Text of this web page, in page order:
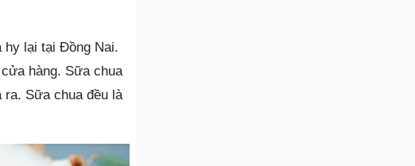
hy lại tại Đồng Nai.
hàng. Sữa chua
Sữa chua đều là